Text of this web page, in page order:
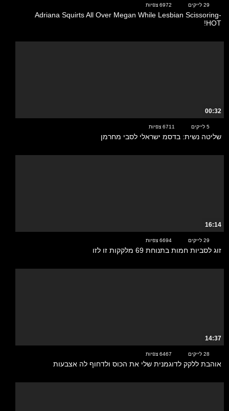
29 לייקים 6972 צפיות
Adriana Squirts All Over Megan While Lesbian Scissoring-
HOT!
00:32
5 לייקים 6711 צפיות
שליטה נשית: בדסמ ישראלי לסבי מחרמן
16:14
29 לייקים 6694 צפיות
זוג לסביות חמות בתנוחת 69 מלקקות זו לזו
14:37
28 לייקים 6467 צפיות
אוהבת ללקק לדוגמנית שלי את הכוס ולדחוף לה אצבעות